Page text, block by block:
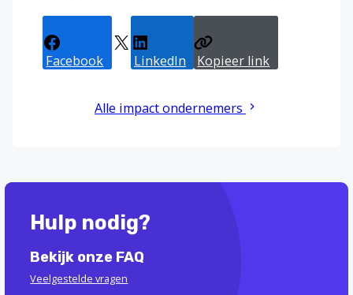
Facebook LinkedIn Kopieer link
Alle impact ondernemers
Hulp nodig?
Bekijk onze FAQ
Veelgestelde vragen